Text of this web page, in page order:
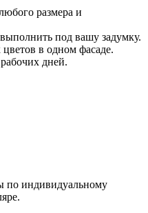
размера и
под вашу задумку.
в одном фасаде.
дней.
по индивидуальному